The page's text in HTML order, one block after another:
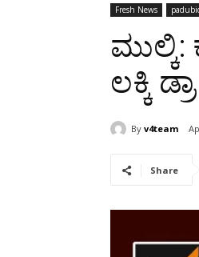
Fresh News
ಲಕ್ಕಿ ಡ್ರಾ
By v4team
Share